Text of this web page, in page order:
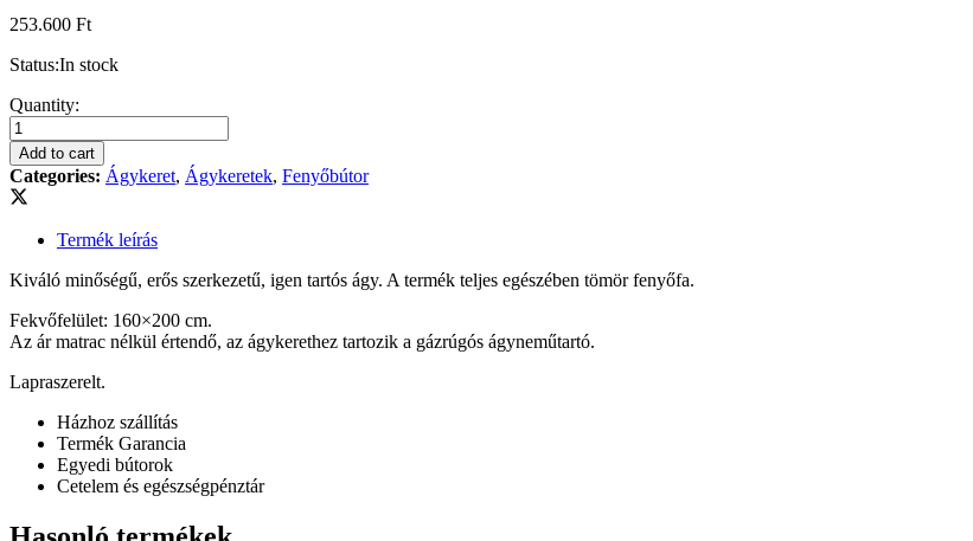
253.600 Ft
Status:In stock
Möbelstar
366G:
fenyő
ágykeret
gázrugós
ágyneműtartóval
quantity
Quantity:
Add to cart
Categories: Ágykeret, Ágykeretek, Fenyőbútor
Termék leírás
Kiváló minőségű, erős szerkezetű, igen tartós ágy. A termék teljes egészében tömör fenyőfa.
Fekvőfelület: 160×200 cm.
Az ár matrac nélkül értendő, az ágykerethez tartozik a gázrúgós ágyneműtartó.
Lapraszerelt.
Házhoz szállítás
Termék Garancia
Egyedi bútorok
Cetelem és egészségpénztár